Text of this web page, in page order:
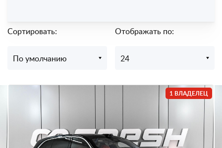
Сортировать:
По умолчанию
Отображать по:
24
1 ВЛАДЕЛЕЦ